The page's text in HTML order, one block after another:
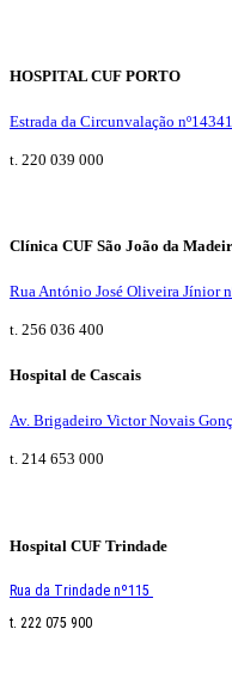
HOSPITAL CUF PORTO
Estrada da Circunvalação
t. 220 039 000
Clínica CUF São João da
Rua António José Oliveira Jínior
t. 256 036 400
Hospital de Cascais
Av. Brigadeiro Victor Novais
t. 214 653 000
Hospital CUF Trindade
Rua da Trindade nº115
t. 222 075 900